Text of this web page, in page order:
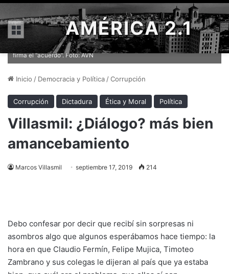
Menú AMÉRICA 2.1
Jorge Rodríguez saluda a Claudio Fermín mientras Felipe Mujica
firma el “acuerdo”. Foto: AVN
Inicio / Democracia y Política /Corrupción
Corrupción Dictadura Ética y Moral Política
Villasmil: ¿Diálogo? más bien
amancebamiento
Marcos Villasmil septiembre 17, 2019 214
Debo confesar por decir que recibí sin sorpresas ni
asombros algo que algunos esperábamos hace tiempo: la
hora en que Claudio Fermín, Felipe Mujica, Timoteo
Zambrano y sus colegas le dijeran al país que ya estaba